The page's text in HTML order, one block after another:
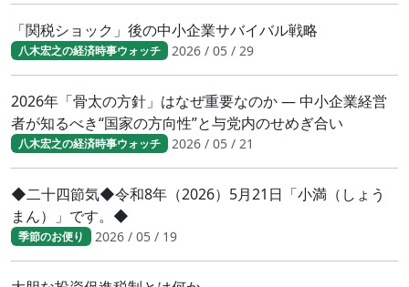
「関税ショック」後の中小企業サバイバル戦略
八木宏之の経済時事ウォッチ 2026 / 05 / 29
2026年「骨太の方針」はなぜ重要なのか ― 中小企業経営
者が知るべき“国家の方向性”と与党内のせめぎ合い
八木宏之の経済時事ウォッチ 2026 / 05 / 21
◆二十四節気◆令和8年（2026）5月21日「小満（しょう
まん）」です。◆
季節のお便り 2026 / 05 / 19